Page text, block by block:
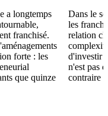
a longtemps
franchisé.
forte : les
que quinze
Dans le
les
relation
d'investir
n'est pas
contraire